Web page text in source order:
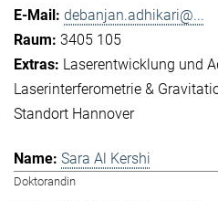
debanjan.adhikari@...
3405 105
Laserentwicklung und
Laserinterferometrie &
Standort Hannover
Sara Al Kershi
Doktorandin